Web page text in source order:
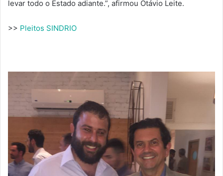
levar todo o Estado adiante.”, afirmou Otávio Leite.
>> Pleitos SINDRIO